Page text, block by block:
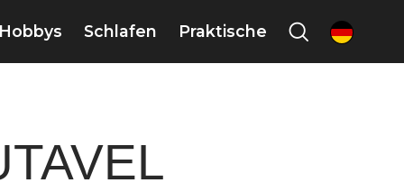
Hobbys Schlafen Praktische de